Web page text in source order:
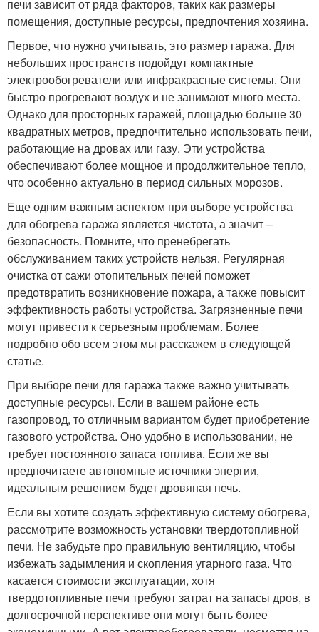
печи зависит от ряда факторов, таких как размеры
помещения, доступные ресурсы, предпочтения хозяина.
Первое, что нужно учитывать, это размер гаража. Для
небольших пространств подойдут компактные
электрообогреватели или инфракрасные системы. Они
быстро прогревают воздух и не занимают много места.
Однако для просторных гаражей, площадью больше 30
квадратных метров, предпочтительно использовать печи,
работающие на дровах или газу. Эти устройства
обеспечивают более мощное и продолжительное тепло,
что особенно актуально в период сильных морозов.
Еще одним важным аспектом при выборе устройства
для обогрева гаража является чистота, а значит –
безопасность. Помните, что пренебрегать
обслуживанием таких устройств нельзя. Регулярная
очистка от сажи отопительных печей поможет
предотвратить возникновение пожара, а также повысит
эффективность работы устройства. Загрязненные печи
могут привести к серьезным проблемам. Более
подробно обо всем этом мы расскажем в следующей
статье.
При выборе печи для гаража также важно учитывать
доступные ресурсы. Если в вашем районе есть
газопровод, то отличным вариантом будет приобретение
газового устройства. Оно удобно в использовании, не
требует постоянного запаса топлива. Если же вы
предпочитаете автономные источники энергии,
идеальным решением будет дровяная печь.
Если вы хотите создать эффективную систему обогрева,
рассмотрите возможность установки твердотопливной
печи. Не забудьте про правильную вентиляцию, чтобы
избежать задымления и скопления угарного газа. Что
касается стоимости эксплуатации, хотя
твердотопливные печи требуют затрат на запасы дров, в
долгосрочной перспективе они могут быть более